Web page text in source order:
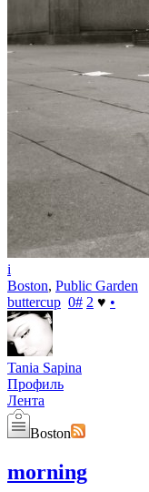
i
Boston, Public Garden
buttercup 0# 2 ♥ •
Tania Sapina
Профиль
Лента
Boston
morning